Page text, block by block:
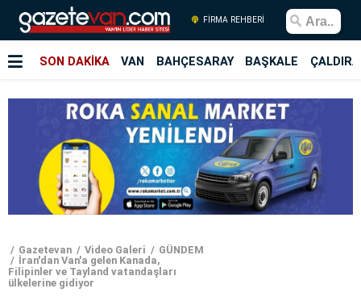
FİRMA REHBERİ
SON DAKİKA VAN BAHÇESARAY BAŞKALE
Gazetevan Video Galeri
GÜNDEM
İran'dan Van'a gelen Kanada,
Filipinler ve Tayland vatandaşları
ülkelerine gidiyor